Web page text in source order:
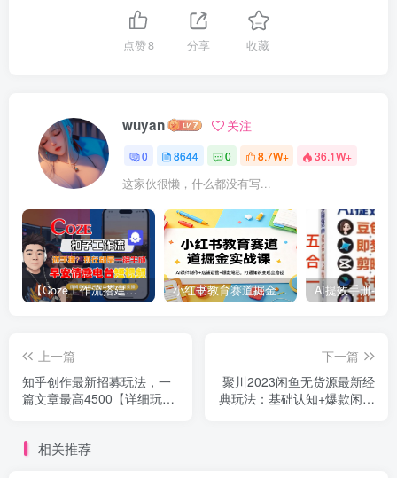
点赞8 分享 收藏
wuyan 关注
0 8644 0 8.7W+ 36.1W+
这家伙很懒，什么都没有写...
【Coze工作流搭建实操教程】【coze】早安情感电台日签视频还在手动做？用扣子工作流自动生成，省时90% 小红书教育赛道掘金实战课：AI课件制作+店铺运营+爆款笔记，打通知识变现全路径
上一篇
知乎创作最新招募玩法，一
篇文章最高4500【详细玩法
下一篇
聚川2023闲鱼无货源最新经
典玩法：基础认知+爆款闲鱼
相关推荐